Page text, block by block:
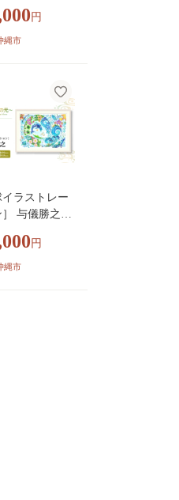
装Sサイズ イ
雑貨 アート
円
縄市
イラストレー
与儀勝之
the Sea - Shin
-』 額装M
円
縄市